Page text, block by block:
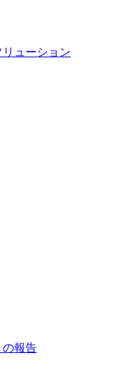
ューション
の報告